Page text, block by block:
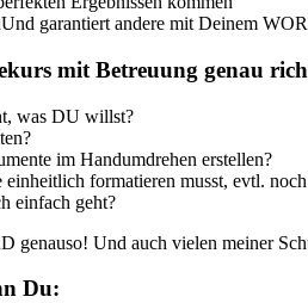
garantiert andere mit Deinem
mit Betreuung genau
was DU willst?
im Handumdrehen erstellen?
formatieren musst, evtl.
einfach geht?
Und auch vielen meiner
Du: